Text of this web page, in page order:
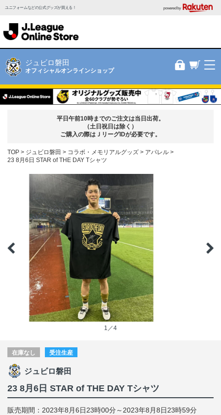
ユニフォームなどの公式グッズが買える！ powered by
ジュビロ磐田
オフィシャルオンラインショップ
平日午前10時までのご注文は当日出荷。
（土日祝日は除く）
ご購入の際はＪリーグIDが必要です。
TOP ジュビロ磐田 コラボ・メモリアルグッズ
アパレル
23 8月6日 STAR of THE DAY Tシャツ
1／4
在庫なし 受注生産
ジュビロ磐田
23 8月6日 STAR of THE DAY Tシャツ
販売期間：2023年8月6日23時00分～2023年8月8日23時59分